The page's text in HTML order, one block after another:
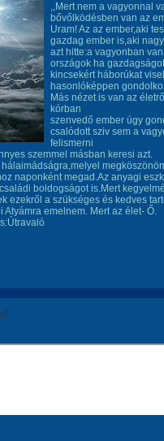
,,Mert nem a vagyonnal
bővőlködésben van az
Uram! Az az ember,aki
gazdag ember is,aki
azt hitte:a vagyonban
országok ha
kincsekért háborúkat
hasonlóképpen
Más nézet is van az
kórban
szenvedő ember úgy
csalódott sziv sem a
felismerni
szemmel másban keresi azt.
hálaimádságra,melyel
naponként megad.Az anyagi
boldogságot is.Mert
ezekről a szükséges és kedves
Atyámra emelnem. Mert az élet- Ő.